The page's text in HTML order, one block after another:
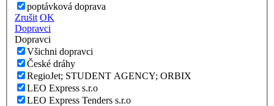
poptávková doprava
Zrušit OK
Dopravci
Dopravci
Všichni dopravci
České dráhy
RegioJet; STUDENT AGENCY; ORBIX
LEO Express s.r.o
LEO Express Tenders s.r.o